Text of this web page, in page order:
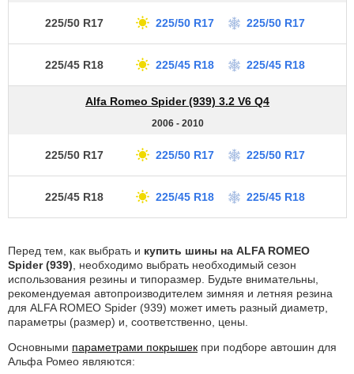
225/50 R17 225/50 R17 225/50 R17
225/45 R18 225/45 R18 225/45 R18
Alfa Romeo Spider (939) 3.2 V6 Q4
2006 - 2010
225/50 R17 225/50 R17 225/50 R17
225/45 R18 225/45 R18 225/45 R18
Перед тем, как выбрать и купить шины на ALFA ROMEO
Spider (939) , необходимо выбрать необходимый сезон
использования резины и типоразмер. Будьте внимательны,
рекомендуемая автопроизводителем зимняя и летняя резина
для ALFA ROMEO Spider (939) может иметь разный диаметр,
параметры (размер) и, соответственно, цены.
Основными параметрами покрышек при подборе автошин для
Альфа Ромео являются: